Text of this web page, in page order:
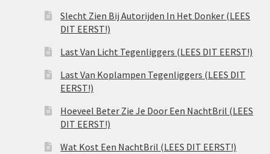
Slecht Zien Bij Autorijden In Het Donker (LEES
DIT EERST!)
Last Van Licht Tegenliggers (LEES DIT EERST!)
Last Van Koplampen Tegenliggers (LEES DIT
EERST!)
Hoeveel Beter Zie Je Door Een NachtBril (LEES
DIT EERST!)
Wat Kost Een NachtBril (LEES DIT EERST!)